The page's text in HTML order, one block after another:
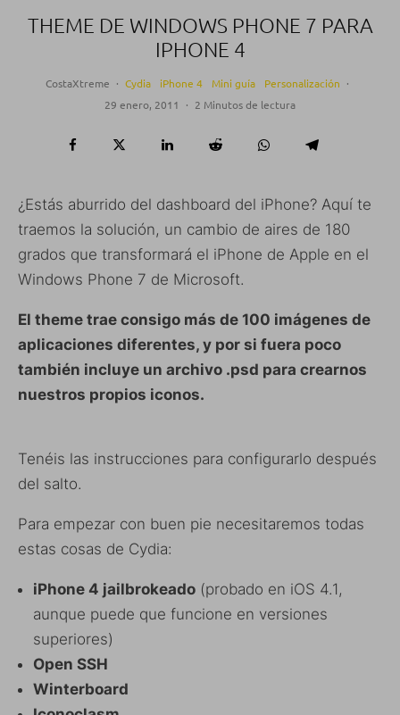
THEME DE WINDOWS PHONE 7 PARA
IPHONE 4
CostaXtreme · Cydia iPhone 4 Mini guía Personalización ·
29 enero, 2011
· 2 Minutos de lectura
¿Estás aburrido del dashboard del iPhone? Aquí te
traemos la solución, un cambio de aires de 180
grados que transformará el iPhone de Apple en el
Windows Phone 7 de Microsoft.
El theme trae consigo más de 100 imágenes de
aplicaciones diferentes, y por si fuera poco
también incluye un archivo .psd para crearnos
nuestros propios iconos.
Tenéis las instrucciones para configurarlo después
del salto.
Para empezar con buen pie necesitaremos todas
estas cosas de Cydia:
iPhone 4 jailbrokeado (probado en iOS 4.1,
aunque puede que funcione en versiones
superiores)
Open SSH
Winterboard